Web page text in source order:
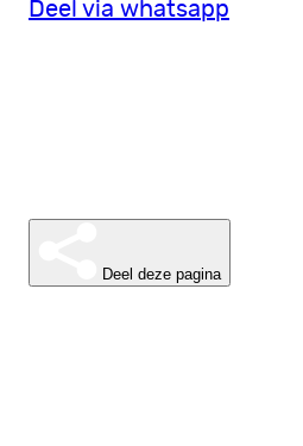
Deel via whatsapp
Deel deze pagina